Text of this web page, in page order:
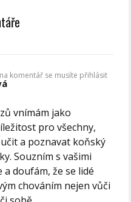
vnímám jako
pro všechny,
a poznavat koňský
Souzním s vašimi
a doufám, že se lidé
chováním nejen vůči
komentář se musíte přihlásit